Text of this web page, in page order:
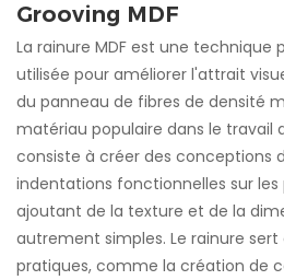
Grooving MDF
La rainure MDF est une
utilisée pour améliorer l'attrait
du panneau de fibres de densité
matériau populaire dans le travail
consiste à créer des conceptions
indentations fonctionnelles sur les
ajoutant de la texture et de la
autrement simples. Le rainure
pratiques, comme la création de